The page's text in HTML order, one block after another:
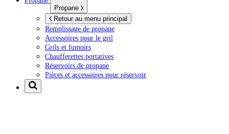
Propane
Retour au menu principal
Remplissage de propane
Accessoires pour le gril
Grils et fumoirs
Chaufferettes portatives
Réservoirs de propane
Pièces et accessoires pour réservoir